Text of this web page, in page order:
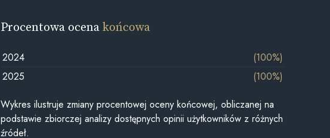
Procentowa ocenakońcowa
2024
(100%)
2025
(100%)
Wykres ilustruje zmiany procentowej oceny końcowej, obliczanej na
podstawie zbiorczej analizy dostępnych opinii użytkowników z różnych
źródeł.